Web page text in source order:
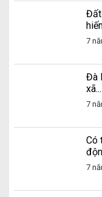
Đất
7
Đà
xã...
7
Có
7